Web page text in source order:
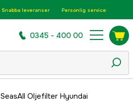
Snabba leveranser Personlig service
0345 - 400 00
Oljefilter Hyundai